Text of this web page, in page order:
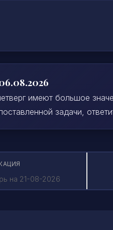
имеют большое
задачи,
на 21-08-2026